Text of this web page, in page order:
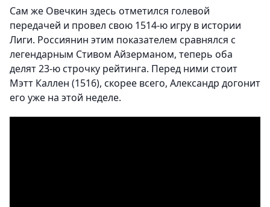
Сам же Овечкин здесь отметился голевой
передачей и провел свою 1514-ю игру в истории
Лиги. Россиянин этим показателем сравнялся с
легендарным Стивом Айзерманом, теперь оба
делят 23-ю строчку рейтинга. Перед ними стоит
Мэтт Каллен (1516), скорее всего, Александр догонит
его уже на этой неделе.